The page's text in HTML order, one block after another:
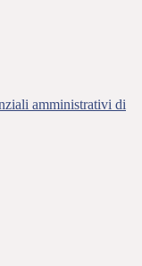
amministrativi di